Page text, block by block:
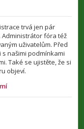
trvá jen pár
Administrátor fóra též
uživatelům. Před
našimi podmínkami
Také se ujistěte, že si
objeví.